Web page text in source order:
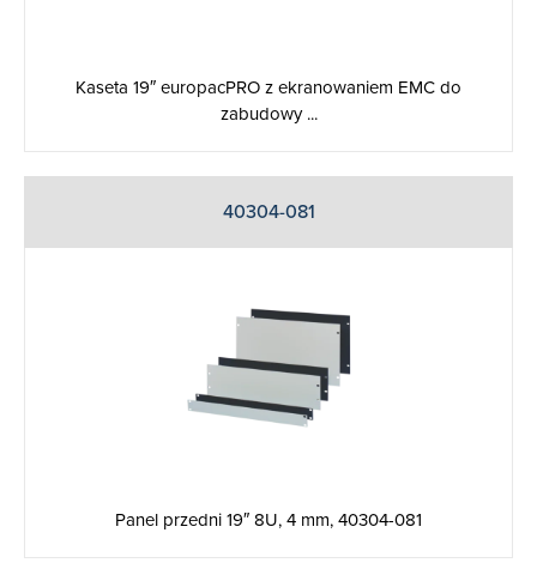
Kaseta 19″ europacPRO z ekranowaniem EMC do
zabudowy ...
40304-081
Panel przedni 19″ 8U, 4 mm, 40304-081